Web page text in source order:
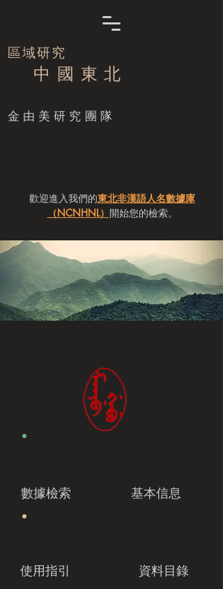
區域研究
中 國 東 北
​金由美研究團隊
歡迎進入我們的東北非漢語人名數據庫
（NCNHNL） 開始您的檢索。
數據檢索 基本信息
使用指引 資料目錄